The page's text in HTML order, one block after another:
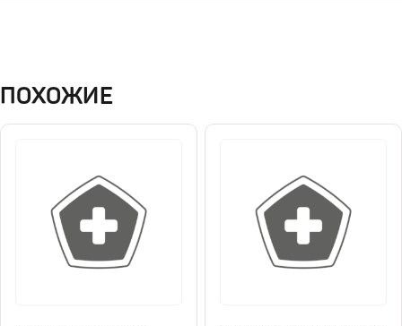
ПОХОЖИЕ